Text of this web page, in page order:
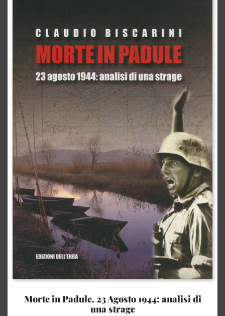
Morte in Padule. 23 Agosto 1944: analisi di
una strage